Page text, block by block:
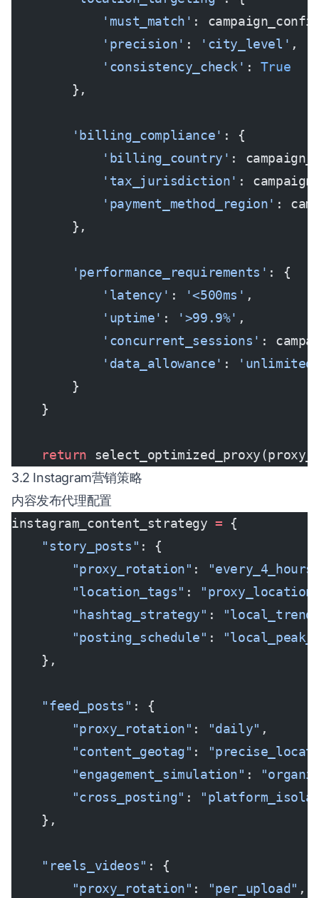
            'must_match'
:
            'precision'
: 'city_level' ,
            'consistency_check'
: True
        },
        'billing_compliance'
: {
            'billing_country'
:
            'tax_jurisdiction'
:
            'payment_method_region'
:
        },
        'performance_requirements'
: {
            'latency'
: '<500ms' ,
            'uptime'
: '>99.9%' ,
            'concurrent_sessions'
:
            'data_allowance'
:
        }
    }
    return
3.2 Instagram营销策略
内容发布代理配置
instagram_content_strategy = {
    "story_posts"
: {
        "proxy_rotation"
:
        "location_tags"
:
        "hashtag_strategy"
:
        "posting_schedule"
:
    },
    "feed_posts"
: {
        "proxy_rotation"
: "daily" ,
        "content_geotag"
:
        "engagement_simulation"
:
        "cross_posting"
:
    },
    "reels_videos"
: {
        "proxy_rotation"
: "per_upload" ,